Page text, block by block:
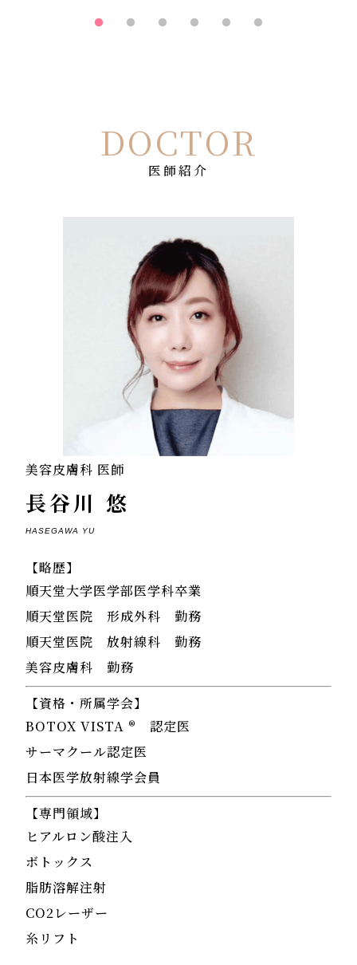
DOCTOR
医師紹介
美容皮膚科 医師
長谷川 悠
HASEGAWA YU
【略歴】
順天堂大学医学部医学科卒業
順天堂医院 形成外科 勤務
順天堂医院 放射線科 勤務
美容皮膚科 勤務
【資格・所属学会】
BOTOX VISTA ® 認定医
サーマクール認定医
日本医学放射線学会員
【専門領域】
ヒアルロン酸注入
ボトックス
脂肪溶解注射
CO2レーザー
糸リフト